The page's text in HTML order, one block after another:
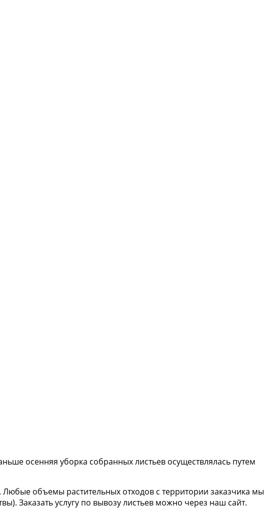
осенняя уборка собранных листьев осуществлялась путем
объемы растительных отходов с территории заказчика мы
Заказать услугу по вывозу листьев можно через наш сайт.